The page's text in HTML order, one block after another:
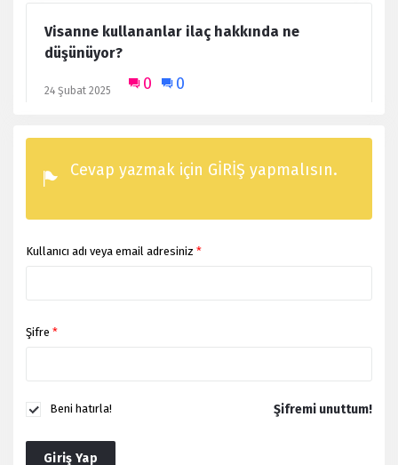
Visanne kullananlar ilaç hakkında ne
düşünüyor?
24 Şubat 2025 0 0
Cevap yazmak için GİRİŞ yapmalısın.
Kullanıcı adı veya email adresiniz *
Şifre *
Beni hatırla! Şifremi unuttum!
Giriş Yap